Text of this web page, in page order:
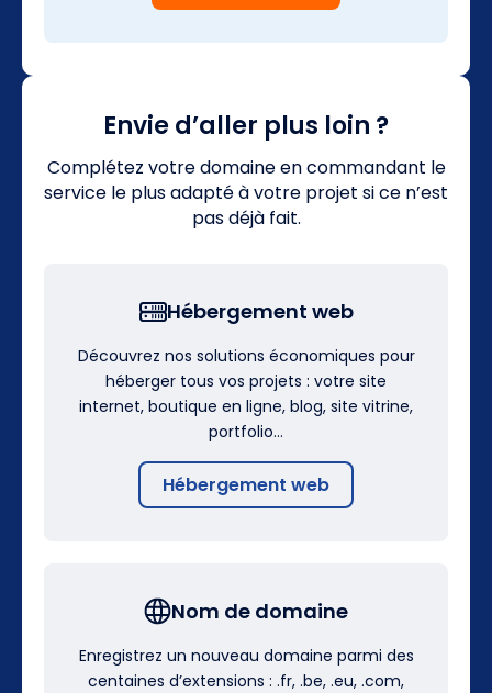
Envie d’aller plus loin ?
Complétez votre domaine en commandant le
service le plus adapté à votre projet si ce n’est
pas déjà fait.
Hébergement web
Découvrez nos solutions économiques pour
héberger tous vos projets : votre site
internet, boutique en ligne, blog, site vitrine,
portfolio…
Hébergement web
Nom de domaine
Enregistrez un nouveau domaine parmi des
centaines d’extensions : .fr, .be, .eu, .com,